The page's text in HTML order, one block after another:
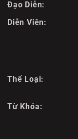
Đạo Diễn:
Diễn Viên:
Thể Loại:
Từ Khóa: